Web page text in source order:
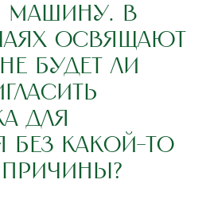
МАШИНУ. В
ОСВЯЩАЮТ
БУДЕТ ЛИ
ДЛЯ
БЕЗ КАКОЙ-ТО